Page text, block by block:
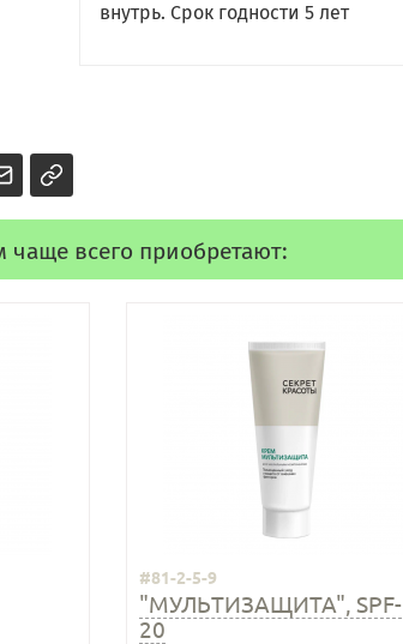
внутрь. Срок годности 5 лет
чаще всего приобретают:
#81-2-5-9
"МУЛЬТИЗАЩИТА", SPF-
20